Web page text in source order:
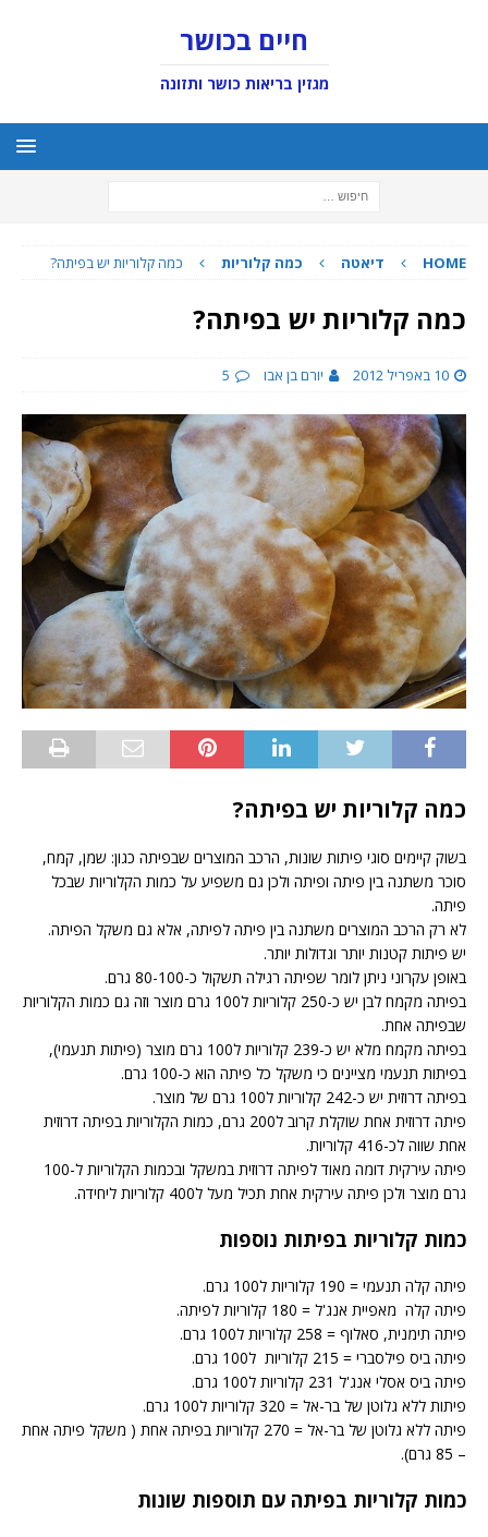
חיים בכושר
מגזין בריאות כושר ותזונה
HOME דיאטה כמה קלוריות כמה קלוריות יש בפיתה?
כמה קלוריות יש בפיתה?
10 באפריל 2012 יורם בן אבו 5
כמה קלוריות יש בפיתה?
בשוק קיימים סוגי פיתות שונות, הרכב המוצרים שבפיתה כגון: שמן, קמח,
סוכר משתנה בין פיתה ופיתה ולכן גם משפיע על כמות הקלוריות שבכל
פיתה.
לא רק הרכב המוצרים משתנה בין פיתה לפיתה, אלא גם משקל הפיתה.
יש פיתות קטנות יותר וגדולות יותר.
באופן עקרוני ניתן לומר שפיתה רגילה תשקול כ-80-100 גרם.
בפיתה מקמח לבן יש כ-250 קלוריות ל100 גרם מוצר וזה גם כמות הקלוריות
שבפיתה אחת.
בפיתה מקמח מלא יש כ-239 קלוריות ל100 גרם מוצר (פיתות תנעמי),
בפיתות תנעמי מציינים כי משקל כל פיתה הוא כ-100 גרם.
בפיתה דרוזית יש כ-242 קלוריות ל100 גרם של מוצר.
פיתה דרוזית אחת שוקלת קרוב ל200 גרם, כמות הקלוריות בפיתה דרוזית
אחת שווה לכ-416 קלוריות.
פיתה עירקית דומה מאוד לפיתה דרוזית במשקל ובכמות הקלוריות ל-100
גרם מוצר ולכן פיתה עירקית אחת תכיל מעל ל400 קלוריות ליחידה.
כמות קלוריות בפיתות נוספות
פיתה קלה תנעמי = 190 קלוריות ל100 גרם.
פיתה קלה מאפיית אנג'ל = 180 קלוריות לפיתה.
פיתה תימנית, סאלוף = 258 קלוריות ל100 גרם.
פיתה ביס פילסברי = 215 קלוריות ל100 גרם.
פיתה ביס אסלי אנג'ל 231 קלוריות ל100 גרם.
פיתות ללא גלוטן של בר-אל = 320 קלוריות ל100 גרם.
פיתה ללא גלוטן של בר-אל = 270 קלוריות בפיתה אחת ( משקל פיתה אחת
– 85 גרם).
כמות קלוריות בפיתה עם תוספות שונות